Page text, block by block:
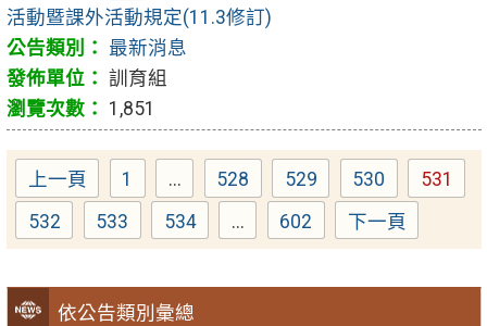
依公告類別彙總
活動暨課外活動規定(11.3修訂)
最新消息
訓育組
1,851
上一頁 Page
1 ... Page
528 Page
529 Page
530 Page
531
Page
532 Page
533 Page
534 ... Page
602 下一頁